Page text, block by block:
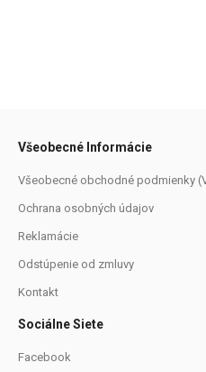
Všeobecné Informácie
Všeobecné obchodné podmienky
Ochrana osobných údajov
Reklamácie
Odstúpenie od zmluvy
Kontakt
Sociálne Siete
Facebook